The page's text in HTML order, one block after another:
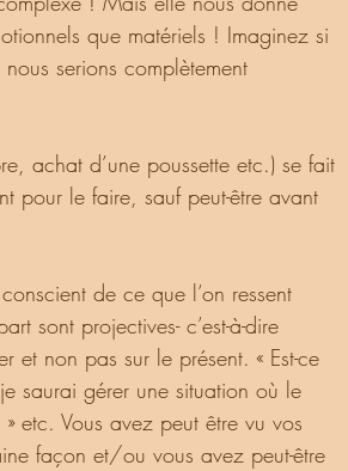
que matériels ! Imaginez si
serions complètement
pour le faire, sauf peut-être avant
sont projectives- c’est-à-dire
et non pas sur le présent. « Est-ce
saurai gérer une situation où le
etc. Vous avez peut être vu vos
façon et/ou vous avez peut-être